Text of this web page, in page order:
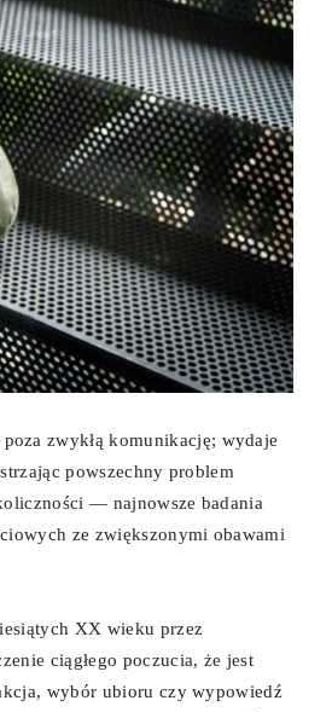
zwykłą komunikację; wydaje
powszechny problem
— najnowsze badania
ze zwiększonymi obawami
XX wieku przez
ciągłego poczucia, że ​​jest
wybór ubioru czy wypowiedź